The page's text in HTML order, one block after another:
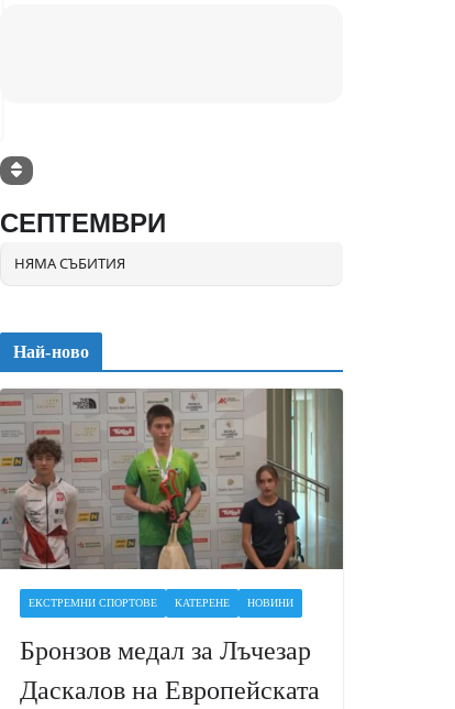
СЕПТЕМВРИ
НЯМА СЪБИТИЯ
Най-ново
ЕКСТРЕМНИ СПОРТОВЕ КАТЕРЕНЕ НОВИНИ
Бронзов медал за Лъчезар
Даскалов на Европейската